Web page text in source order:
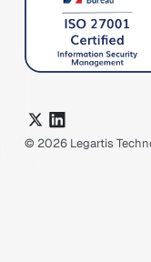
©2026Legartis